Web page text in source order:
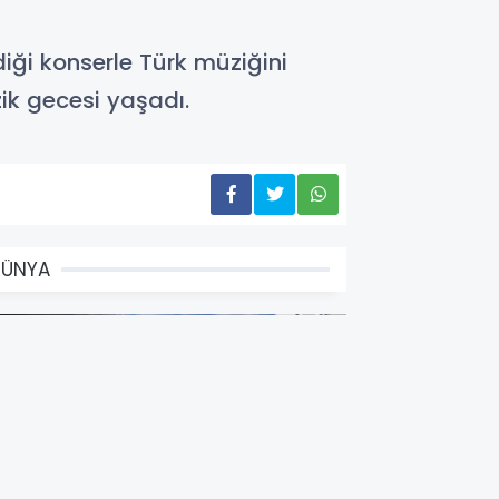
konserle Türk müziğini
gecesi yaşadı.